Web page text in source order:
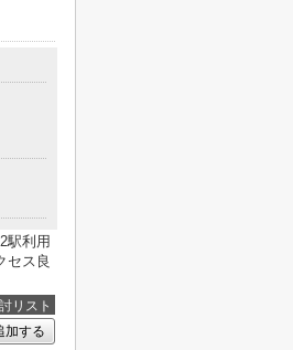
駅利用
セス良
リスト
加する